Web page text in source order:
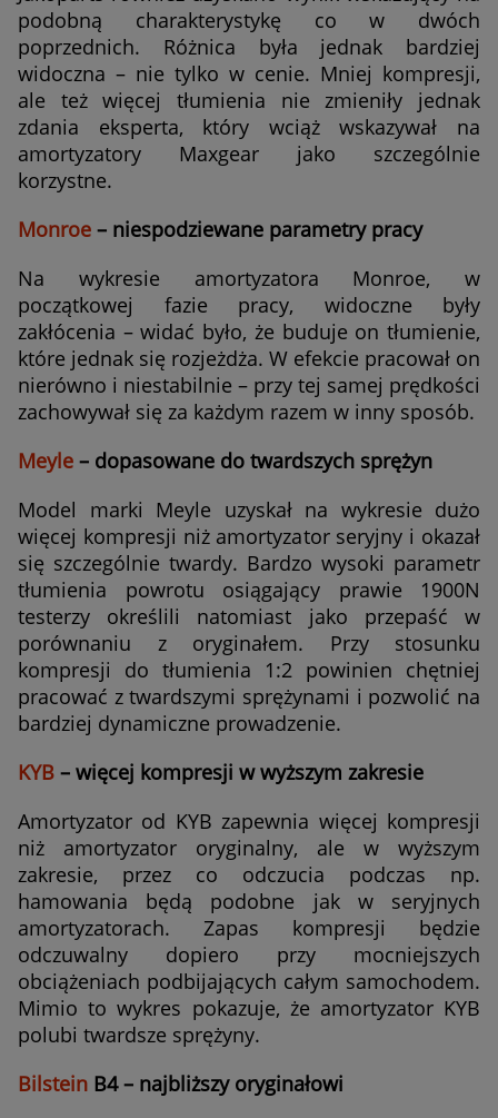
podobną charakterystykę co w dwóch
poprzednich. Różnica była jednak bardziej
widoczna – nie tylko w cenie. Mniej kompresji,
ale też więcej tłumienia nie zmieniły jednak
zdania eksperta, który wciąż wskazywał na
amortyzatory Maxgear jako szczególnie
korzystne.
Monroe – niespodziewane parametry pracy
Na wykresie amortyzatora Monroe, w
początkowej fazie pracy, widoczne były
zakłócenia – widać było, że buduje on tłumienie,
które jednak się rozjeżdża. W efekcie pracował on
nierówno i niestabilnie – przy tej samej prędkości
zachowywał się za każdym razem w inny sposób.
Meyle – dopasowane do twardszych sprężyn
Model marki Meyle uzyskał na wykresie dużo
więcej kompresji niż amortyzator seryjny i okazał
się szczególnie twardy. Bardzo wysoki parametr
tłumienia powrotu osiągający prawie 1900N
testerzy określili natomiast jako przepaść w
porównaniu z oryginałem. Przy stosunku
kompresji do tłumienia 1:2 powinien chętniej
pracować z twardszymi sprężynami i pozwolić na
bardziej dynamiczne prowadzenie.
KYB – więcej kompresji w wyższym zakresie
Amortyzator od KYB zapewnia więcej kompresji
niż amortyzator oryginalny, ale w wyższym
zakresie, przez co odczucia podczas np.
hamowania będą podobne jak w seryjnych
amortyzatorach. Zapas kompresji będzie
odczuwalny dopiero przy mocniejszych
obciążeniach podbijających całym samochodem.
Mimio to wykres pokazuje, że amortyzator KYB
polubi twardsze sprężyny.
Bilstein B4 – najbliższy oryginałowi